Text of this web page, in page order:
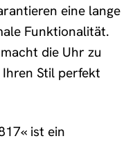
eine lange
Funktionalität.
die Uhr zu
Stil perfekt
ist ein